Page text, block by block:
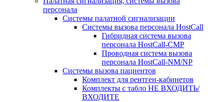
персонала
Системы палатной сигнализации
Системы вызова персонала HostCall
Гибридная система вызова
персонала HostCall-CMP
Проводная система вызова
персонала HostCall-NM/NP
Системы вызова пациентов
Комплект для рентген-кабинетов
Комплекты с табло НЕ ВХОДИТЬ/
ВХОДИТЕ